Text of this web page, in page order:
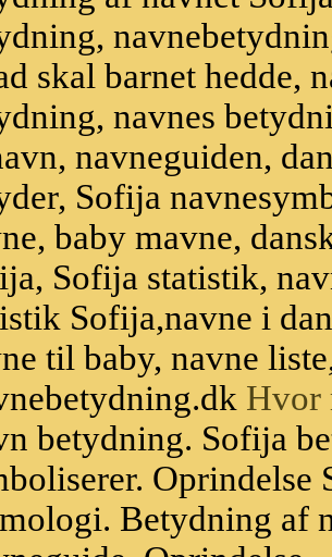
skal barnet hedde,
navnes
navneguiden,
Sofija
baby mavne,
Sofija statistik,
Sofija,navne i
til baby, navne
Hvor
betydning. Sofija
Oprindelse
Betydning af